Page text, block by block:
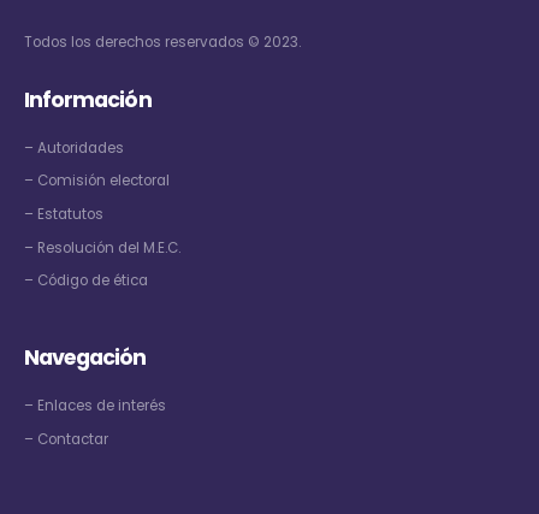
Todos los derechos reservados © 2023.
Información
– Autoridades
– Comisión electoral
– Estatutos
– Resolución del M.E.C.
– Código de ética
Navegación
– Enlaces de interés
– Contactar